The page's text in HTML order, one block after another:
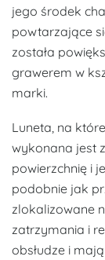
jego środek
powtarzające
została
grawerem w
marki.
Luneta, na
wykonana jest
powierzchnię i
podobnie jak
zlokalizowane
zatrzymania i
obsłudze i